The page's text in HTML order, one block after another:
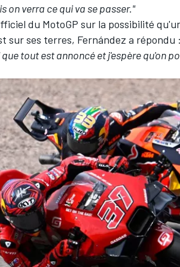
on verra ce qui va se passer."
du MotoGP sur la possibilité
sur ses terres, Fernández a répondu :
tout est annoncé et j'espère qu'on